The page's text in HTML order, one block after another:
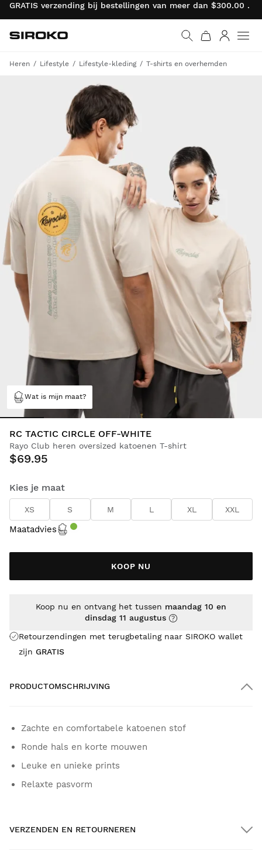
GRATIS verzending bij bestellingen van meer dan $300.00 .
Ga naar de homepage
Siroko.com
Heren Lifestyle Lifestyle-kleding T-shirts en overhemden
Wat is mijn maat?
RC TACTIC CIRCLE OFF-WHITE
Rayo Club heren oversized katoenen T-shirt
$69.95
Kies je maat
XS S M L XL XXL
Maatadvies
KOOP NU
Retourzendingen met terugbetaling naar SIROKO wallet
zijn GRATIS
Koop nu en ontvang het tussen maandag 10 en
dinsdag 11 augustus
PRODUCTOMSCHRIJVING
Zachte en comfortabele katoenen stof
Ronde hals en korte mouwen
Leuke en unieke prints
Relaxte pasvorm
VERZENDEN EN RETOURNEREN